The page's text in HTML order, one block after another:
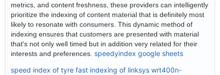
metrics, and content freshness, these providers can intelligently
prioritize the indexing of content material that is definitely most
likely to resonate with consumers. This dynamic method of
indexing ensures that customers are presented with material
that's not only well timed but in addition very related for their
interests and preferences. speedyindex google sheets
speed index of tyre fast indexing of linksys wrt400n-